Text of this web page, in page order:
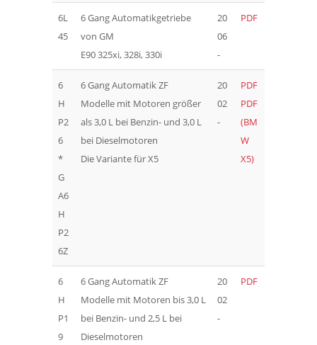
6L
45
6 Gang Automatikgetriebe
von GM
E90 325xi, 328i, 330i
20
06
-
PDF
6
H
P2
6
*
G
A6
H
P2
6Z
6 Gang Automatik ZF
Modelle mit Motoren größer
als 3,0 L bei Benzin- und 3,0 L
bei Dieselmotoren
Die Variante für X5
20
02
-
PDF
PDF
(BM
W
X5)
6
H
P1
9
6 Gang Automatik ZF
Modelle mit Motoren bis 3,0 L
bei Benzin- und 2,5 L bei
Dieselmotoren
20
02
-
PDF